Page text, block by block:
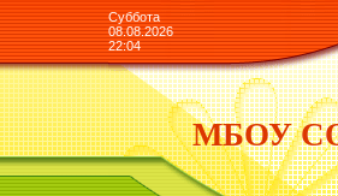
Суббота
08.08.2026
22:04
МБОУ